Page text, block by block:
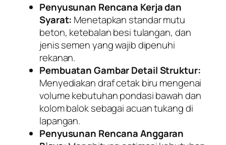
Penyusunan Rencana Kerja dan
Syarat: Menetapkan standar mutu
beton, ketebalan besi tulangan, dan
jenis semen yang wajib dipenuhi
rekanan.
Pembuatan Gambar Detail Struktur:
Menyediakan draf cetak biru mengenai
volume kebutuhan pondasi bawah dan
kolom balok sebagai acuan tukang di
lapangan.
Penyusunan Rencana Anggaran